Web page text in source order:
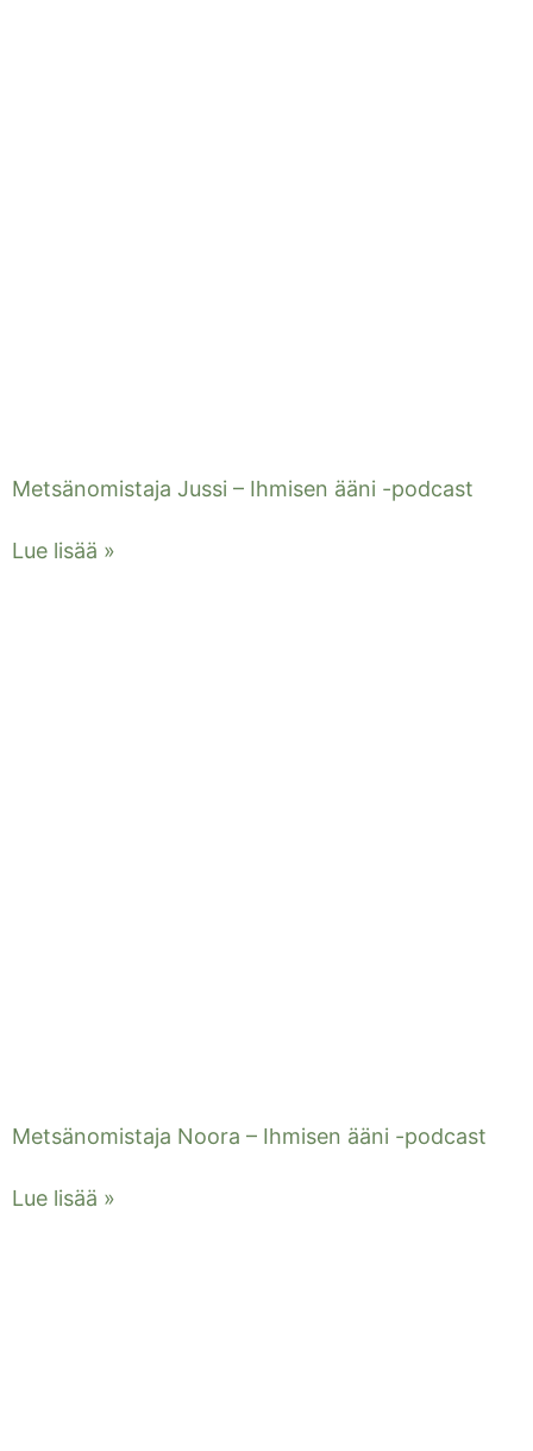
Metsänomistaja Jussi – Ihmisen ääni -podcast
Lue lisää »
Metsänomistaja Noora – Ihmisen ääni -podcast
Lue lisää »